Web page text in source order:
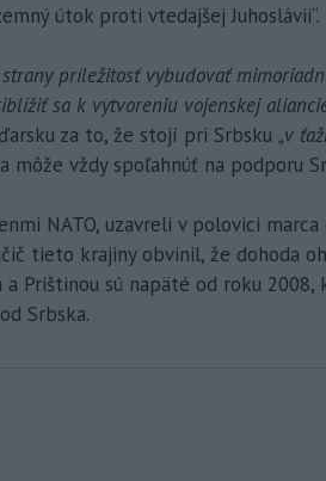
útok proti vtedajšej Juhoslávii“.
príležitosť vybudovať
sa k vytvoreniu vojenskej
za to, že stojí pri Srbsku „v
môže vždy spoľahnúť na podporu
NATO, uzavreli v polovici marca
tieto krajiny obvinil, že dohoda
Prištinou sú napäté od roku 2008,
Srbska.